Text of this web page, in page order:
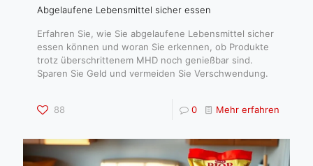
Abgelaufene Lebensmittel sicher essen
Erfahren Sie, wie Sie abgelaufene Lebensmittel sicher
essen können und woran Sie erkennen, ob Produkte
trotz überschrittenem MHD noch genießbar sind.
Sparen Sie Geld und vermeiden Sie Verschwendung.
88 0 Mehr erfahren